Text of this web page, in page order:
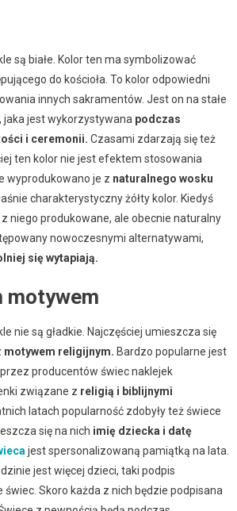
są białe. Kolor ten ma symbolizować
do kościoła. To kolor odpowiedni
innych sakramentów. Jest on na stałe
jaka jest wykorzystywana podczas
i ceremonii. Czasami zdarzają się też
ten kolor nie jest efektem stosowania
wyprodukowano je z naturalnego wosku
charakterystyczny żółty kolor. Kiedyś
niego produkowane, ale obecnie naturalny
nowoczesnymi alternatywami,
się wytapiają.
motywem
nie są gładkie. Najczęściej umieszcza się
motywem religijnym. Bardzo popularne jest
producentów świec naklejek
związane z religią i biblijnymi
latach popularność zdobyły też świece
się na nich imię dziecka i datę
jest spersonalizowaną pamiątką na lata.
jest więcej dzieci, taki podpis
Skoro każda z nich będzie podpisana